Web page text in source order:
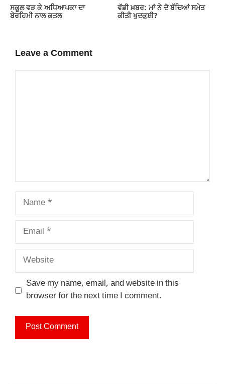
ਸਕੂਲ ਵੜ ਕੇ ਅਧਿਆਪਕਾ ਦਾ
ਬੇਰਹਿਮੀ ਨਾਲ ਕਤਲ
ਵੱਡੀ ਖ਼ਬਰ: ਮਾਂ ਨੇ ਦੋ ਬੱਚਿਆਂ ਸਮੇਤ
ਕੀਤੀ ਖੁਦਕੁਸ਼ੀ?
Leave a Comment
Name
Email
Website
Save my name, email, and website in this
browser for the next time I comment.